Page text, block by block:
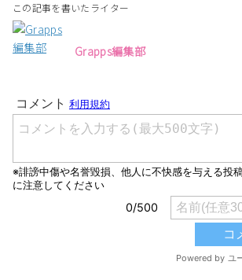
この記事を書いたライター
Grapps編集部